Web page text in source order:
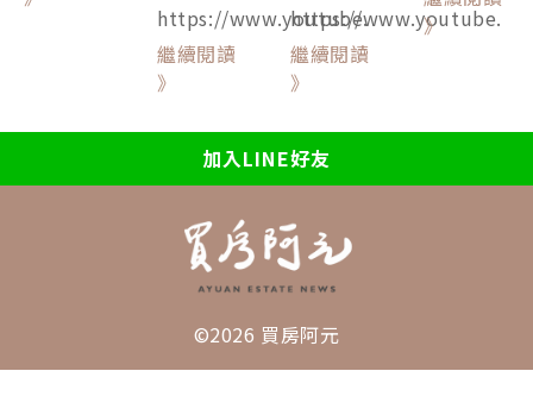
https://www.youtube.
繼續閱讀
》
https://www.youtube.
繼續閱讀
》
》
加入LINE好友
©2026 買房阿元